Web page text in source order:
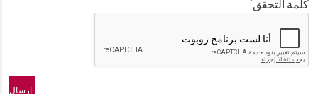
كلمة التحقق